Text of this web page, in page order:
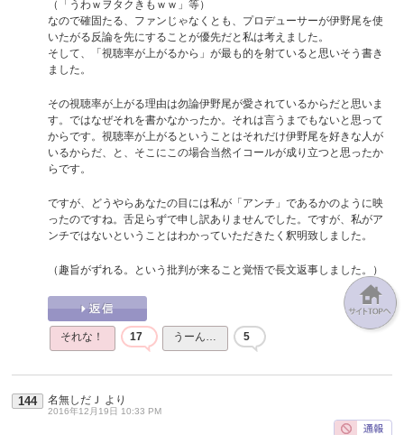
（「うわｗヲタクきもｗｗ」等）
なので確固たる、ファンじゃなくとも、プロデューサーが伊野尾を使
いたがる反論を先にすることが優先だと私は考えました。
そして、「視聴率が上がるから」が最も的を射ていると思いそう書き
ました。
その視聴率が上がる理由は勿論伊野尾が愛されているからだと思いま
す。ではなぜそれを書かなかったか。それは言うまでもないと思って
からです。視聴率が上がるということはそれだけ伊野尾を好きな人が
いるからだ、と、そこにこの場合当然イコールが成り立つと思ったか
らです。
ですが、どうやらあなたの目には私が「アンチ」であるかのように映
ったのですね。舌足らずで申し訳ありませんでした。ですが、私がア
ンチではないということはわかっていただきたく釈明致しました。
（趣旨がずれる。という批判が来ること覚悟で長文返事しました。）
それな！ 17 うーん… 5
144 名無しだＪ より
2016年12月19日 10:33 PM